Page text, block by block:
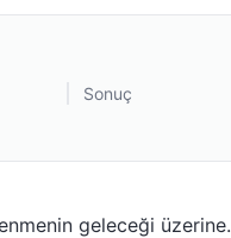
Sonuç
geleceği üzerine.